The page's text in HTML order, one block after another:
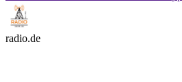
radio.de